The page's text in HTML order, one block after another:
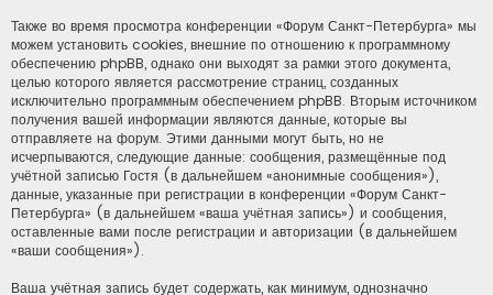
Также во время просмотра конференции «Форум Санкт-Петербурга» мы
можем установить cookies, внешние по отношению к программному
обеспечению phpBB, однако они выходят за рамки этого документа,
целью которого является рассмотрение страниц, созданных
исключительно программным обеспечением phpBB. Вторым источником
получения вашей информации являются данные, которые вы
отправляете на форум. Этими данными могут быть, но не
исчерпываются, следующие данные: сообщения, размещённые под
учётной записью Гостя (в дальнейшем «анонимные сообщения»),
данные, указанные при регистрации в конференции «Форум Санкт-
Петербурга» (в дальнейшем «ваша учётная запись») и сообщения,
оставленные вами после регистрации и авторизации (в дальнейшем
«ваши сообщения»).
Ваша учётная запись будет содержать, как минимум, однозначно